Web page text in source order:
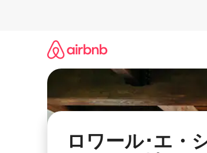
ロワール･エ・